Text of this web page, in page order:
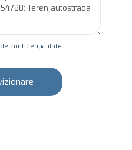
confidențialitate